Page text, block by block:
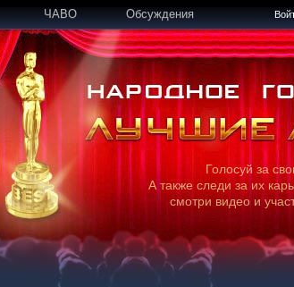
ЧАВО Обсуждения
Голосуй за
А также следи за их
смотри видео и